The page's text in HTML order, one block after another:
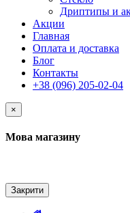
Дриптипы и
Акции
Главная
Оплата и доставка
Блог
Контакты
+38 (096) 205-02-04
×
Мова магазину
Закрити